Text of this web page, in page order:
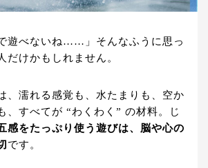
遊べないね……」そんなふうに思っ
だけかもしれません。
、濡れる感覚も、水たまりも、空か
、すべてが “わくわく” の材料。じ
感をたっぷり使う遊びは、脳や心の
です。